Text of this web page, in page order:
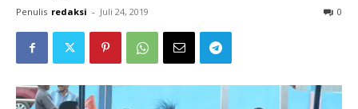
Penulis redaksi - Juli 24, 2019 0